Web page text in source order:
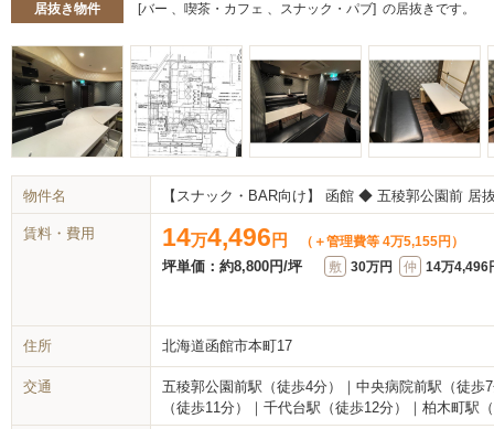
居抜き物件 バー 喫茶・カフェ スナック・パブ の居抜きです。
物件名 【スナック・BAR向け】 函館 ◆ 五稜郭公園前 居
賃料・費用 14万4,496 円 （＋管理費等 4万5,155円）
坪単価： 約8,800円/坪 敷 30万円 仲 14万4,496
住所 北海道函館市本町17
交通
五稜郭公園前駅（徒歩4分）｜中央病院前駅（徒歩
（徒歩11分）｜千代台駅（徒歩12分）｜柏木町駅